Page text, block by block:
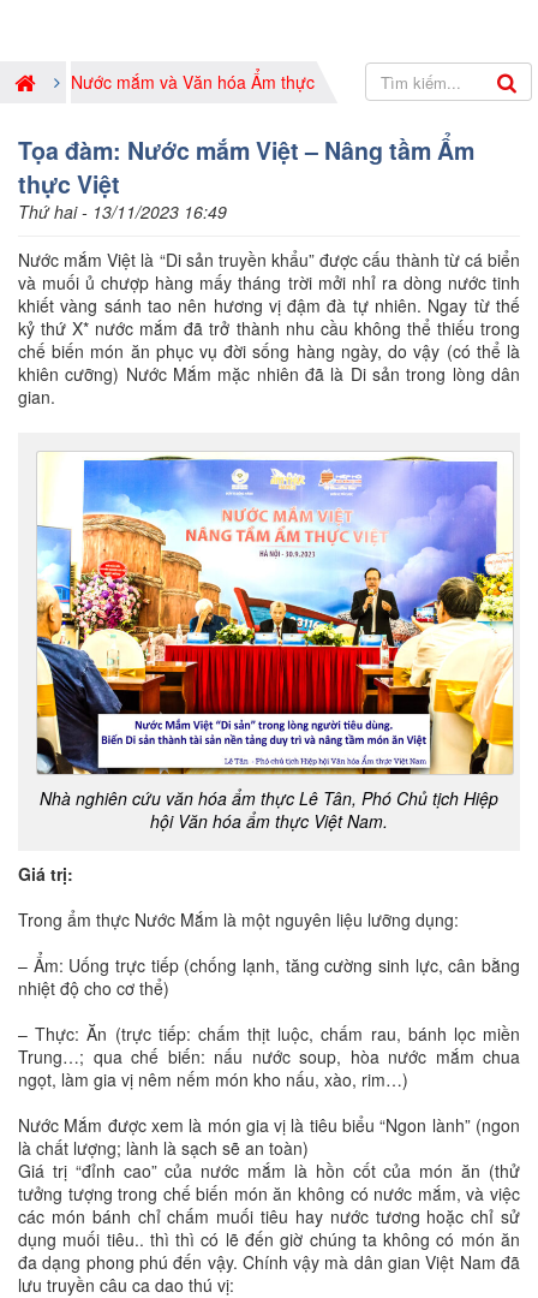
Nước mắm và Văn hóa Ẩm thực
Tọa đàm: Nước mắm Việt – Nâng tầm Ẩm
thực Việt
Thứ hai - 13/11/2023 16:49
Nước mắm Việt là “Di sản truyền khẩu” được cấu thành từ cá biển
và muối ủ chượp hàng mấy tháng trời mởi nhỉ ra dòng nước tinh
khiết vàng sánh tao nên hương vị đậm đà tự nhiên. Ngay từ thế
kỷ thứ X* nước mắm đã trở thành nhu cầu không thể thiếu trong
chế biến món ăn phục vụ đời sống hàng ngày, do vậy (có thể là
khiên cưỡng) Nước Mắm mặc nhiên đã là Di sản trong lòng dân
gian.
Nhà nghiên cứu văn hóa ẩm thực Lê Tân, Phó Chủ tịch Hiệp
hội Văn hóa ẩm thực Việt Nam.
Giá trị:
Trong ẩm thực Nước Mắm là một nguyên liệu lưỡng dụng:
– Ẩm: Uống trực tiếp (chống lạnh, tăng cường sinh lực, cân bằng
nhiệt độ cho cơ thể)
– Thực: Ăn (trực tiếp: chấm thịt luộc, chấm rau, bánh lọc miền
Trung…; qua chế biến: nấu nước soup, hòa nước mắm chua
ngọt, làm gia vị nêm nếm món kho nấu, xào, rim…)
Nước Mắm được xem là món gia vị là tiêu biểu “Ngon lành” (ngon
là chất lượng; lành là sạch sẽ an toàn)
Giá trị “đỉnh cao” của nước mắm là hồn cốt của món ăn (thử
tưởng tượng trong chế biến món ăn không có nước mắm, và việc
các món bánh chỉ chấm muối tiêu hay nước tương hoặc chỉ sử
dụng muối tiêu.. thì thì có lẽ đến giờ chúng ta không có món ăn
đa dạng phong phú đến vậy. Chính vậy mà dân gian Việt Nam đã
lưu truyền câu ca dao thú vị: